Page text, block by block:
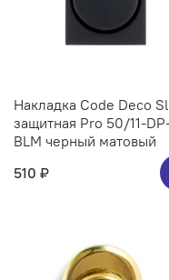
Накладка Code Deco
защитная Pro 50/11-
BLM черный матовый
510 ₽